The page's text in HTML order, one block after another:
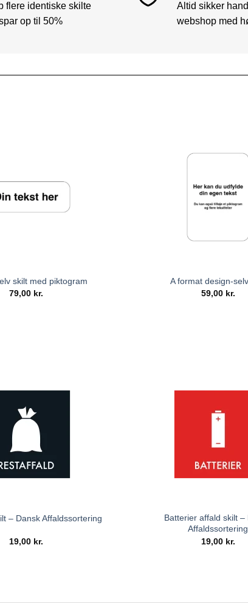
flere identiske skilte
op til 50%
Altid sikker
webshop med
skilt med piktogram
79,00 kr.
A format design-
59,00 kr.
– Dansk Affaldssortering
19,00 kr.
Batterier affald skilt –
Affaldssortering
19,00 kr.